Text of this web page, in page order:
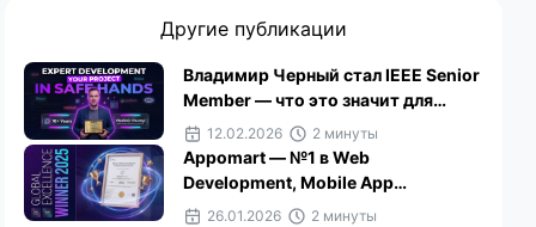
Другие публикации
Владимир Черный стал IEEE Senior
Member — что это значит для
команды и клиентов
12.02.2026 2 минуты
Appomart — №1 в Web
Development, Mobile App
Development и ReactJS в Сербии по
26.01.2026 2 минуты